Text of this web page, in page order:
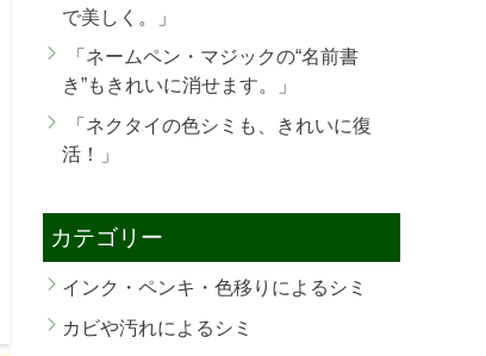
で美しく。」
「ネームペン・マジックの“名前書
き”もきれいに消せます。」
「ネクタイの色シミも、きれいに復
活！」
カテゴリー
インク・ペンキ・色移りによるシミ
カビや汚れによるシミ